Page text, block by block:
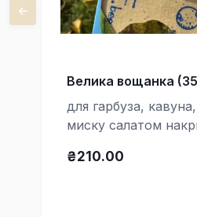
Велика вощанка
для гарбуза,
миску салатом
₴210.00